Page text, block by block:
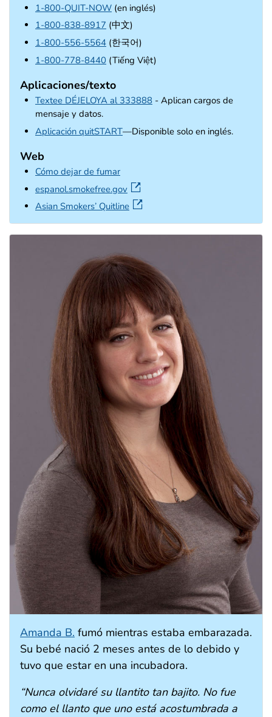
1-800-QUIT-NOW (en inglés)
1-800-838-8917 (中文)
1-800-556-5564 (한국어)
1-800-778-8440 (Tiếng Việt)
Aplicaciones/texto
Textee DÉJELOYA al 333888 - Aplican cargos de
mensaje y datos.
Aplicación quitSTARTexternal icon
—Disponible solo en inglés.
Web
Cómo dejar de fumar
espanol.smokefree.govexternal icon
Asian Smokers’ Quitlineexternal icon
Amanda B. fumó mientras estaba embarazada.
Su bebé nació 2 meses antes de lo debido y
tuvo que estar en una incubadora.
“Nunca olvidaré su llantito tan bajito. No fue
como el llanto que uno está acostumbrada a